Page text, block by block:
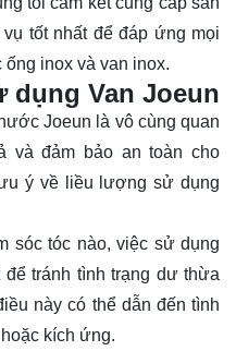
tốt nhất để đáp ứng mọi
inox và van inox.
dụng Van Joeun
Joeun là vô cùng quan
và đảm bảo an toàn cho
ý về liều lượng sử dụng
sóc tóc nào, việc sử dụng
tránh tình trạng dư thừa
này có thể dẫn đến tình
kích ứng.